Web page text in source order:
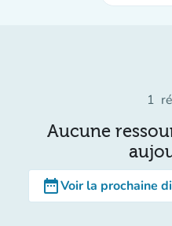
1
Aucune
date_rangeVoir la prochaine